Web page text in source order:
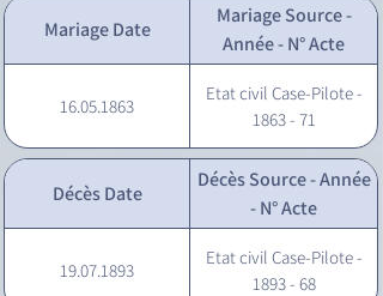
Mariage Date
Mariage Source -
Année - N° Acte
16.05.1863
Etat civil Case-Pilote -
1863 - 71
Décès Date
Décès Source - Année
- N° Acte
19.07.1893
Etat civil Case-Pilote -
1893 - 68